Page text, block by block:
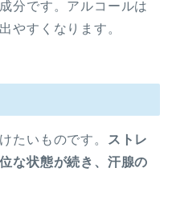
分です。アルコールは
やすくなります。
たいものです。
ストレ
な状態が続き、汗腺の